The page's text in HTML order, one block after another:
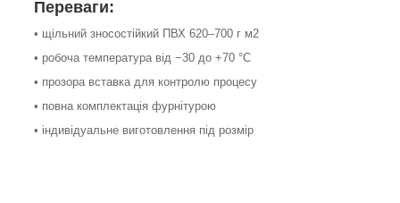
Переваги:
• щільний зносостійкий ПВХ 620–700 г м2
• робоча температура від −30 до +70 °C
• прозора вставка для контролю процесу
• повна комплектація фурнітурою
• індивідуальне виготовлення під розмір